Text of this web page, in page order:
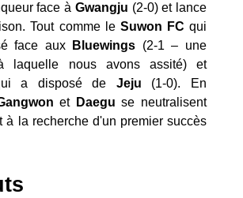
face à Gwangju (2-0) et lance
Tout comme le Suwon FC qui
face aux
Bluewings (2-1 – une
laquelle nous avons assité) et
a disposé de Jeju (1-0). En
et Daegu se neutralisent
à la recherche d'un premier succès